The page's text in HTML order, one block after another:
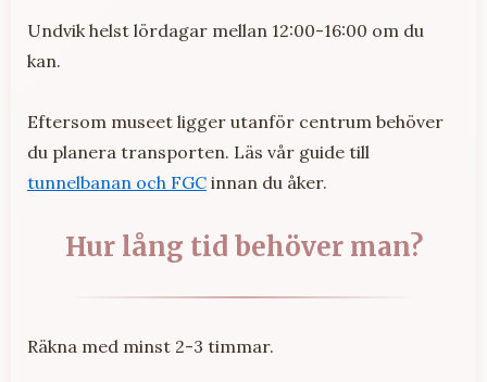
Undvik helst lördagar mellan 12:00-16:00 om du
kan.
Eftersom museet ligger utanför centrum behöver
du planera transporten. Läs vår guide till
tunnelbanan och FGC innan du åker.
Hur lång tid behöver man?
Räkna med minst 2-3 timmar.